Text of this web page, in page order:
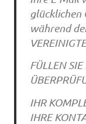
glücklichen
während
FÜLLEN
IHR
IHRE